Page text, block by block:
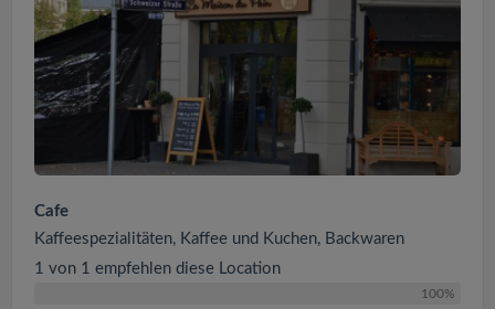
Cafe
Kaffeespezialitäten, Kaffee und Kuchen, Backwaren
1 von 1 empfehlen diese Location
100%